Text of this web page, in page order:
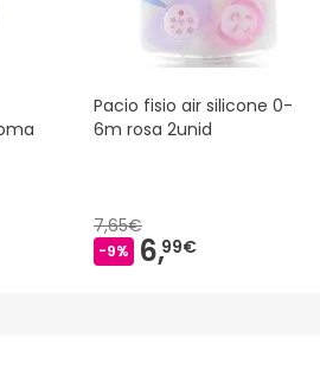
Pacio fisio air silicone 0-
6m rosa 2unid
7,65€
-9% 6,99€